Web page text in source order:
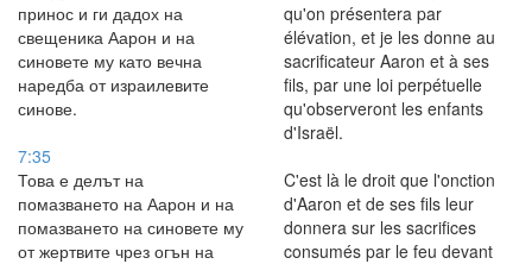
принос и ги дадох на
свещеника Аарон и на
синовете му като вечна
наредба от израилевите
синове.
qu'on présentera par
élévation, et je les donne au
sacrificateur Aaron et à ses
fils, par une loi perpétuelle
qu'observeront les enfants
d'Israël.
7:35
Това е делът на
помазването на Аарон и на
помазването на синовете му
от жертвите чрез огън на
C'est là le droit que l'onction
d'Aaron et de ses fils leur
donnera sur les sacrifices
consumés par le feu devant